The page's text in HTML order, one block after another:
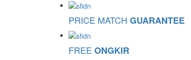
PRICE MATCH GUARANTEE
FREE ONGKIR